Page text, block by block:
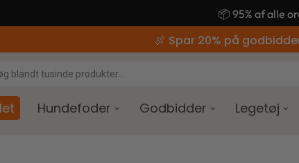
🚚 Gratis
🍖 Spar 20% på
Hundefoder Godbidder Legetøj